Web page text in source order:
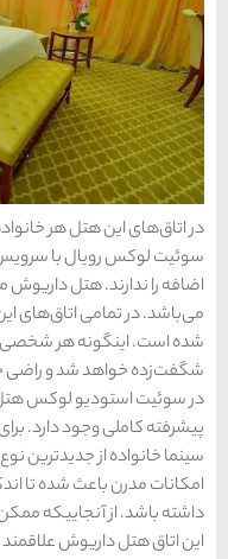
خانواده ۶ نفره تنها این امکان را دارد، درون اتاق‌های
الباقی اتاق‌ها خدمات نفر
اضافه را ندارند. هتل داریوش متشکل از ۳ طبقه ساختمانی با ۱۹۰ واحد اقامتی
و پرزرق و برق استفاده
تجهیزات پیشرفته
خاص می‌باشد، تجهیزات
صوتی تصویری حرفه‌ای با
اتاق‌ها است. برخورداری از این
در مقایسه با هتل‌های دیگر
پر شود؛ هر شخصی که به رزرو
باید آن را رزرو کند.